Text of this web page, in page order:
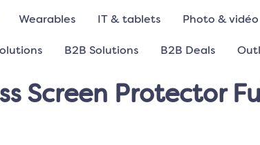
Wearables IT & tablets Photo & vidéo
B2B Solutions B2B Deals
Screen Protector